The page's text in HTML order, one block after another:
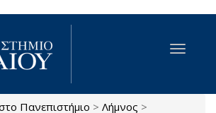
περιεχόμενο
Toggle
Πανεπιστήμιο > Λήμνος >